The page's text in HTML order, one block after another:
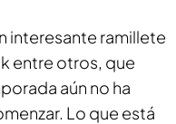
interesante ramillete
entre otros, que
aún no ha
Lo que está